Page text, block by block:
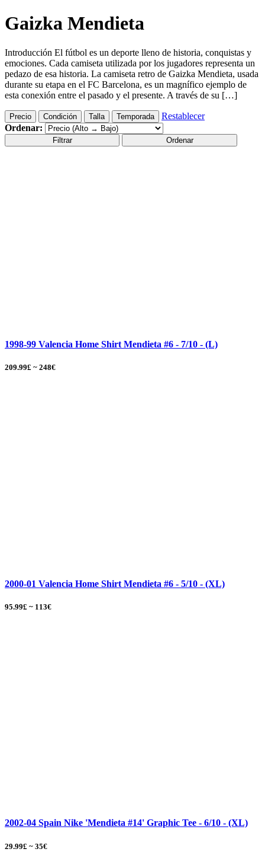
Gaizka Mendieta
Introducción El fútbol es un deporte lleno de historia, conquistas y
emociones. Cada camiseta utilizada por los jugadores representa un
pedazo de esa historia. La camiseta retro de Gaizka Mendieta, usada
durante su etapa en el FC Barcelona, es un magnífico ejemplo de
esta conexión entre el pasado y el presente. A través de su […]
Precio Condición Talla Temporada
Restablecer
Ordenar:
Filtrar Ordenar
1998-99 Valencia Home Shirt Mendieta #6 - 7/10 - (L)
209.99£ ~ 248€
2000-01 Valencia Home Shirt Mendieta #6 - 5/10 - (XL)
95.99£ ~ 113€
2002-04 Spain Nike 'Mendieta #14' Graphic Tee - 6/10 - (XL)
29.99£ ~ 35€